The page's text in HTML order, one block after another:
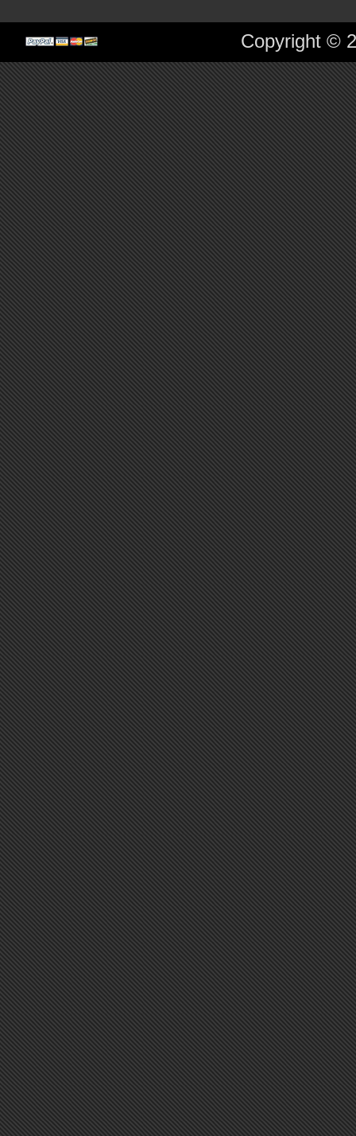
Copyright ©